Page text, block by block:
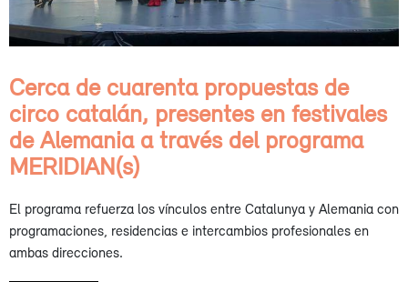
Cerca de cuarenta propuestas de
circo catalán, presentes en festivales
de Alemania a través del programa
MERIDIAN(s)
El programa refuerza los vínculos entre Catalunya y Alemania con
programaciones, residencias e intercambios profesionales en
ambas direcciones.